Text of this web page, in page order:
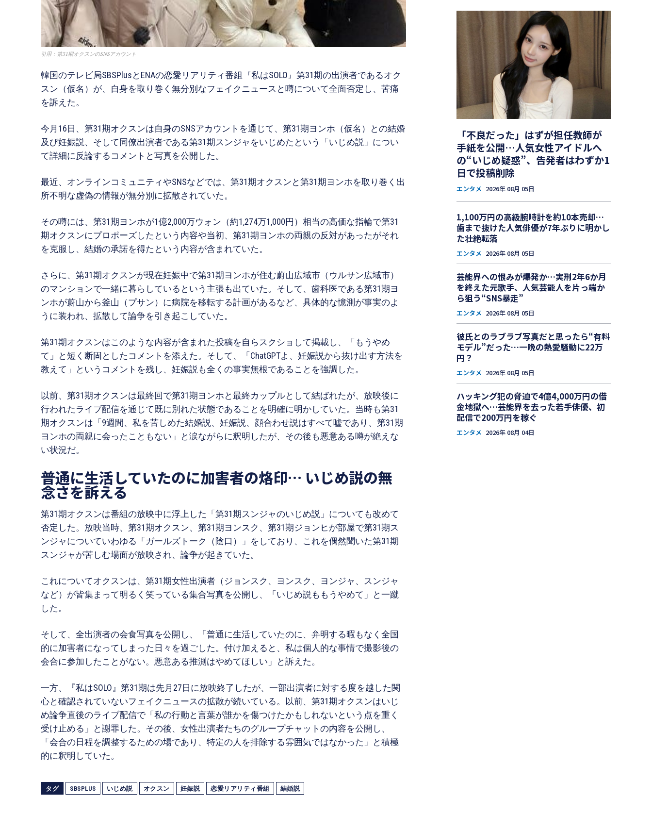
引用：第31期オクスンのSNSアカウント
韓国のテレビ局SBSPlusとENAの恋愛リアリティ番組『私はSOLO』第31期の出演者であるオク
スン（仮名）が、自身を取り巻く無分別なフェイクニュースと噂について全面否定し、苦痛
を訴えた。
今月16日、第31期オクスンは自身のSNSアカウントを通じて、第31期ヨンホ（仮名）との結婚
及び妊娠説、そして同僚出演者である第31期スンジャをいじめたという「いじめ説」につい
て詳細に反論するコメントと写真を公開した。
最近、オンラインコミュニティやSNSなどでは、第31期オクスンと第31期ヨンホを取り巻く出
所不明な虚偽の情報が無分別に拡散されていた。
その噂には、第31期ヨンホが1億2,000万ウォン（約1,274万1,000円）相当の高価な指輪で第31
期オクスンにプロポーズしたという内容や当初、第31期ヨンホの両親の反対があったがそれ
を克服し、結婚の承諾を得たという内容が含まれていた。
さらに、第31期オクスンが現在妊娠中で第31期ヨンホが住む蔚山広域市（ウルサン広域市）
のマンションで一緒に暮らしているという主張も出ていた。そして、歯科医である第31期ヨ
ンホが蔚山から釜山（プサン）に病院を移転する計画があるなど、具体的な憶測が事実のよ
うに装われ、拡散して論争を引き起こしていた。
第31期オクスンはこのような内容が含まれた投稿を自らスクショして掲載し、「もうやめ
て」と短く断固としたコメントを添えた。そして、「ChatGPTよ、妊娠説から抜け出す方法を
教えて」というコメントを残し、妊娠説も全くの事実無根であることを強調した。
以前、第31期オクスンは最終回で第31期ヨンホと最終カップルとして結ばれたが、放映後に
行われたライブ配信を通じて既に別れた状態であることを明確に明かしていた。当時も第31
期オクスンは「9週間、私を苦しめた結婚説、妊娠説、顔合わせ説はすべて嘘であり、第31期
ヨンホの両親に会ったこともない」と涙ながらに釈明したが、その後も悪意ある噂が絶えな
い状況だ。
普通に生活していたのに加害者の烙印… いじめ説の無
念さを訴える
第31期オクスンは番組の放映中に浮上した「第31期スンジャのいじめ説」についても改めて
否定した。放映当時、第31期オクスン、第31期ヨンスク、第31期ジョンヒが部屋で第31期ス
ンジャについていわゆる「ガールズトーク（陰口）」をしており、これを偶然聞いた第31期
スンジャが苦しむ場面が放映され、論争が起きていた。
これについてオクスンは、第31期女性出演者（ジョンスク、ヨンスク、ヨンジャ、スンジャ
など）が皆集まって明るく笑っている集合写真を公開し、「いじめ説ももうやめて」と一蹴
した。
そして、全出演者の会食写真を公開し、「普通に生活していたのに、弁明する暇もなく全国
的に加害者になってしまった日々を過ごした。付け加えると、私は個人的な事情で撮影後の
会合に参加したことがない。悪意ある推測はやめてほしい」と訴えた。
一方、『私はSOLO』第31期は先月27日に放映終了したが、一部出演者に対する度を越した関
心と確認されていないフェイクニュースの拡散が続いている。以前、第31期オクスンはいじ
め論争直後のライブ配信で「私の行動と言葉が誰かを傷つけたかもしれないという点を重く
受け止める」と謝罪した。その後、女性出演者たちのグループチャットの内容を公開し、
「会合の日程を調整するための場であり、特定の人を排除する雰囲気ではなかった」と積極
的に釈明していた。
タグ SBSPLUS いじめ説 オクスン 妊娠説 恋愛リアリティ番組 結婚説
「不良だった」はずが担任教師が
手紙を公開…人気女性アイドルへ
の“いじめ疑惑”、告発者はわずか1
日で投稿削除
エンタメ 2026年 08月 05日
1,100万円の高級腕時計を約10本売却…
歯まで抜けた人気俳優が7年ぶりに明かし
た壮絶転落
エンタメ 2026年 08月 05日
芸能界への恨みが爆発か…実刑2年6か月
を終えた元歌手、人気芸能人を片っ端か
ら狙う“SNS暴走”
エンタメ 2026年 08月 05日
彼氏とのラブラブ写真だと思ったら“有料
モデル”だった…一晩の熱愛騒動に22万
円？
エンタメ 2026年 08月 05日
ハッキング犯の脅迫で4億4,000万円の借
金地獄へ…芸能界を去った若手俳優、初
配信で200万円を稼ぐ
エンタメ 2026年 08月 04日